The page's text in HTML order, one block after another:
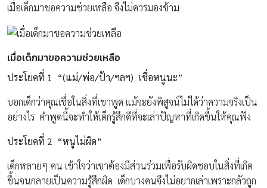
เมื่อเด็กมาขอความช่วยเหลือ จึงไม่ควรมองข้าม
เมื่อเด็กมาขอความช่วยเหลือ
ประโยคที่ 1 “(แม่/พ่อ/ป้า/ฯลฯ) เชื่อหนูนะ”
บอกเด็กว่าคุณเชื่อในสิ่งที่เขาพูด แม้จะยังพิสูจน์ไม่ได้ว่าความจริงเป็น
อย่างไร คำพูดนี้จะทำให้เด็กรู้สึกดีที่จะเล่าปัญหาที่เกิดขึ้นให้คุณฟัง
ประโยคที่ 2 “หนูไม่ผิด”
เด็กหลายๆ คน เข้าใจว่าเขาต้องมีส่วนร่วมเพื่อรับผิดชอบในสิ่งที่เกิด
ขึ้นจนกลายเป็นความรู้สึกผิด เด็กบางคนจึงไม่อยากเล่าเพราะกลัวถูก